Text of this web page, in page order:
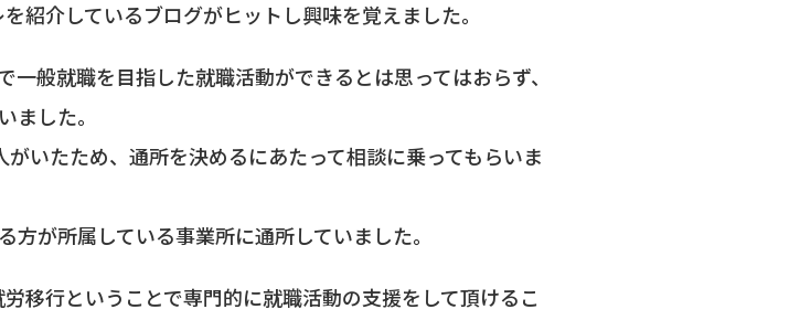
紹介しているブログがヒットし興味を覚えました。
般就職を目指した就職活動ができるとは思ってはおらず、
ました。
いたため、通所を決めるにあたって相談に乗ってもらいま
が所属している事業所に通所していました。
移行ということで専門的に就職活動の支援をして頂けるこ